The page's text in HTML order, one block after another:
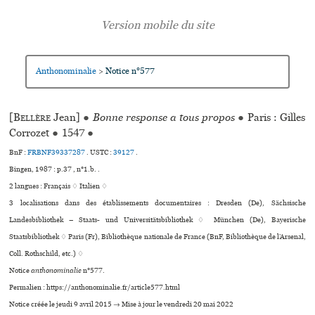
Anthonominalie > Notice n°577
[Bellère Jean] ● Bonne response a tous propos ● Paris : Gilles
Corrozet ● 1547 ●
BnF :FRBNF39337287.USTC :39127.
Bingen, 1987 : p.37 , n°1.b. .
2 langues :Français ♢Italien ♢
3 localisations dans des établissements documentaires : Dresden (De), Sächsische
Landesbibliothek – Staats- und Universitätsbibliothek ♢ München (De), Bayerische
Staatsbibliothek ♢ Paris (Fr), Bibliothèque nationale de France (BnF, Bibliothèque de l’Arsenal,
Coll. Rothschild, etc.) ♢
Noticeanthonominalien°577.
Permalien : https://anthonominalie.fr/article577.html
Notice créée le jeudi 9 avril 2015 → Mise à jour le vendredi 20 mai 2022